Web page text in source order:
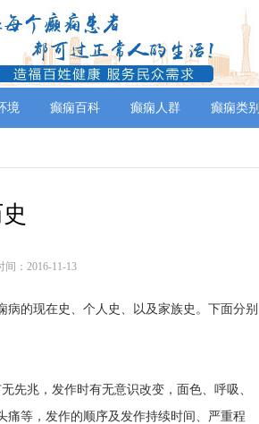
境 癫痫百科 癫痫人群 癫痫类别
间：2016-11-13
的现在史、个人史、以及家族史。下面分别
先兆，发作时有无意识改变，面色、呼吸、
等，发作的顺序及发作持续时间、严重程